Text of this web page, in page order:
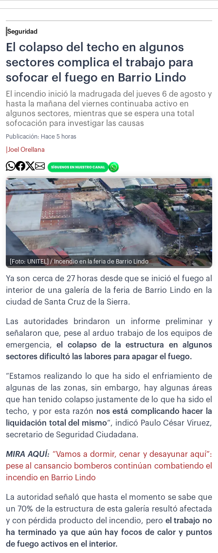
Seguridad
El colapso del techo en algunos
sectores complica el trabajo para
sofocar el fuego en Barrio Lindo
El incendio inició la madrugada del jueves 6 de agosto y
hasta la mañana del viernes continuaba activo en
algunos sectores, mientras que se espera una total
sofocación para investigar las causas
Publicación: Hace 5 horas
Joel Orellana
[Foto: UNITEL] / Incendio en la feria de Barrio Lindo
Ya son cerca de 27 horas desde que se inició el fuego al
interior de una galería de la feria de Barrio Lindo en la
ciudad de Santa Cruz de la Sierra.
Las autoridades brindaron un informe preliminar y
señalaron que, pese al arduo trabajo de los equipos de
emergencia,el colapso de la estructura en algunos
sectores dificultó las labores para apagar el fuego.
“Estamos realizando lo que ha sido el enfriamiento de
algunas de las zonas, sin embargo, hay algunas áreas
que han tenido colapso justamente de lo que ha sido el
techo, y por esta razón nos está complicando hacer la
liquidación total del mismo”, indicó Paulo César Viruez,
secretario de Seguridad Ciudadana.
MIRA AQUÍ: “Vamos a dormir, cenar y desayunar aquí”:
pese al cansancio bomberos continúan combatiendo el
incendio en Barrio Lindo
La autoridad señaló que hasta el momento se sabe que
un 70% de la estructura de esta galería resultó afectada
y con pérdida producto del incendio, pero el trabajo no
ha terminado ya que aún hay focos de calor y puntos
de fuego activos en el interior.